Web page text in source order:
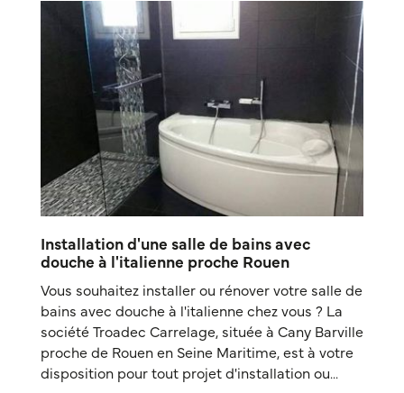
Installation d'une salle de bains avec
douche à l'italienne proche Rouen
Vous souhaitez installer ou rénover votre salle de
bains avec douche à l'italienne chez vous ? La
société Troadec Carrelage, située à Cany Barville
proche de Rouen en Seine Maritime, est à votre
disposition pour tout projet d'installation ou...